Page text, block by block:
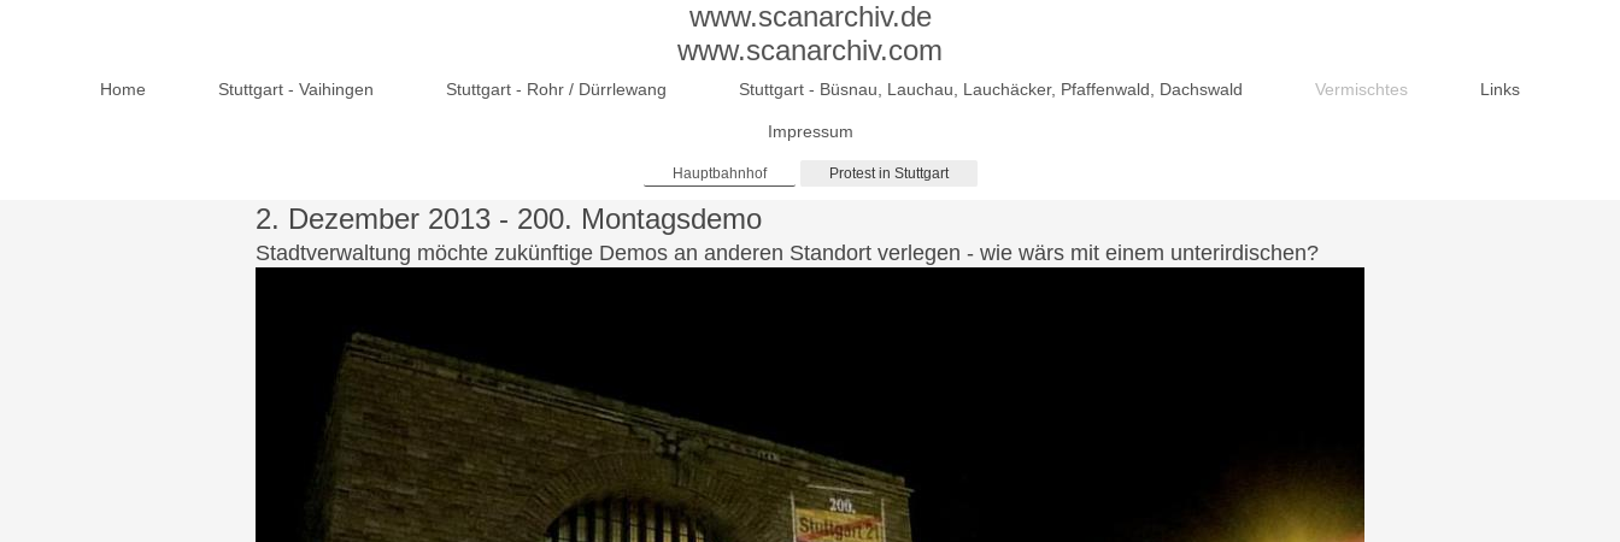
www.scanarchiv.de
www.scanarchiv.com
Home Stuttgart - Vaihingen Stuttgart - Rohr / Dürrlewang Stuttgart - Büsnau, Lauchau, Lauchäcker, Pfaffenwald, Dachswald Vermischtes Links
Impressum
Hauptbahnhof Protest in Stuttgart
2. Dezember 2013 - 200. Montagsdemo
Stadtverwaltung möchte zukünftige Demos an anderen Standort verlegen - wie wärs mit einem unterirdischen?